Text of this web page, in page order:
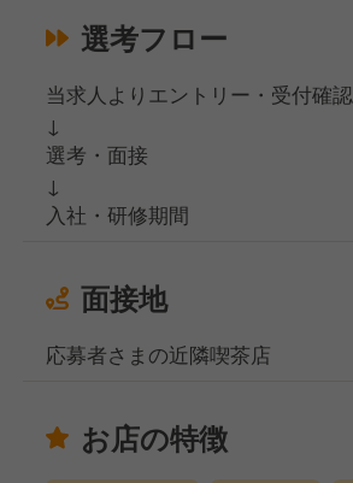
選考フロー
当求人よりエントリー・受付確認
↓
選考・面接
↓
入社・研修期間
面接地
応募者さまの近隣喫茶店
お店の特徴